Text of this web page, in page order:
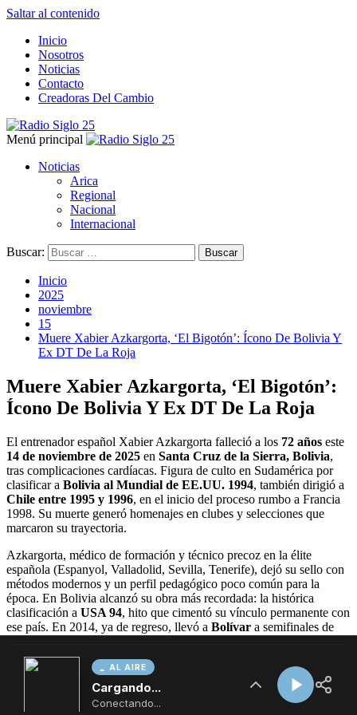
AL AIRE
Cargando...
Conectando...